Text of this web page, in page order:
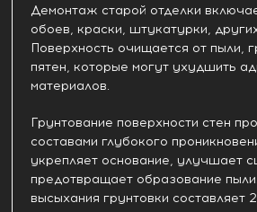
Демонтаж старой отделки
обоев, краски, штукатурки,
Поверхность очищается от пыли,
пятен, которые могут ухудшить
материалов.
Грунтование поверхности стен
составами глубокого
укрепляет основание, улучшает
предотвращает образование
высыхания грунтовки составляет